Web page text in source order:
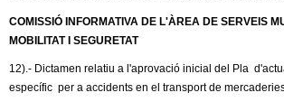
COMISSIÓ INFORMATIVA DE L'ÀREA DE SERVEIS
MOBILITAT I SEGURETAT
12).- Dictamen relatiu a l'aprovació inicial del Pla
específic per a accidents en el transport de